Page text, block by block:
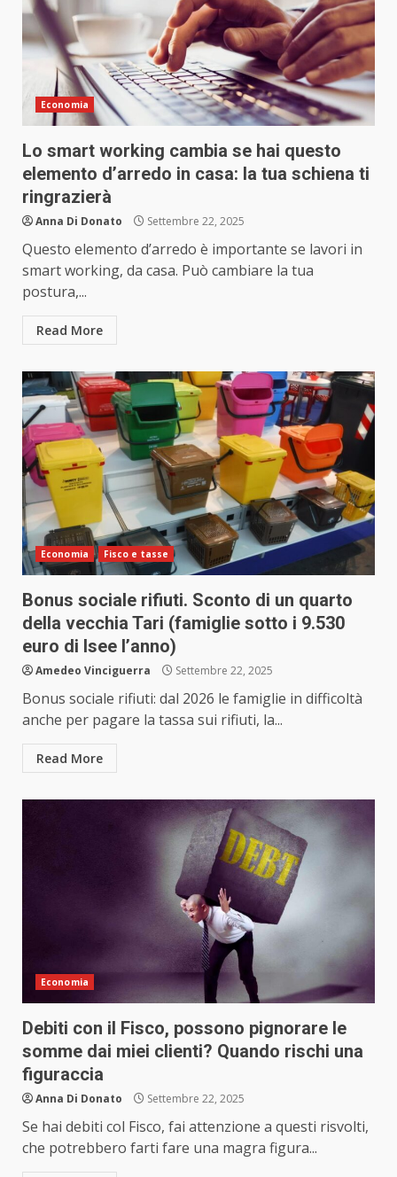
Economia
Lo smart working cambia se hai questo
elemento d’arredo in casa: la tua schiena ti
ringrazierà
Anna Di Donato Settembre 22, 2025
Questo elemento d’arredo è importante se lavori in
smart working, da casa. Può cambiare la tua
postura,...
Read More
Economia Fisco e tasse
Bonus sociale rifiuti. Sconto di un quarto
della vecchia Tari (famiglie sotto i 9.530
euro di Isee l’anno)
Amedeo Vinciguerra Settembre 22, 2025
Bonus sociale rifiuti: dal 2026 le famiglie in difficoltà
anche per pagare la tassa sui rifiuti, la...
Read More
Economia
Debiti con il Fisco, possono pignorare le
somme dai miei clienti? Quando rischi una
figuraccia
Anna Di Donato Settembre 22, 2025
Se hai debiti col Fisco, fai attenzione a questi risvolti,
che potrebbero farti fare una magra figura...